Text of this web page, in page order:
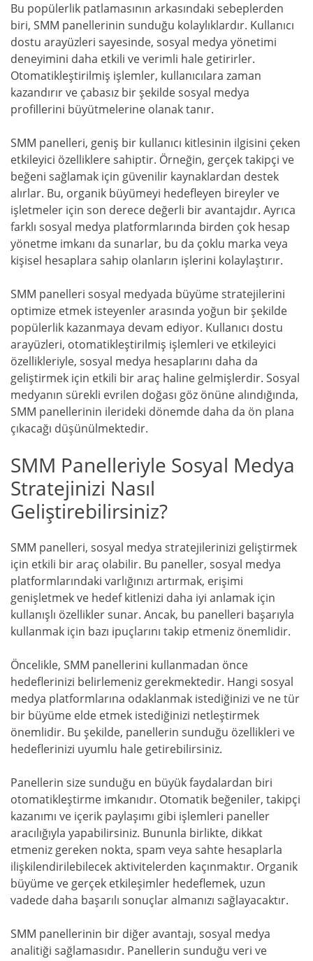
Bu popülerlik patlamasının arkasındaki sebeplerden
biri, SMM panellerinin sunduğu kolaylıklardır. Kullanıcı
dostu arayüzleri sayesinde, sosyal medya yönetimi
deneyimini daha etkili ve verimli hale getirirler.
Otomatikleştirilmiş işlemler, kullanıcılara zaman
kazandırır ve çabasız bir şekilde sosyal medya
profillerini büyütmelerine olanak tanır.
SMM panelleri, geniş bir kullanıcı kitlesinin ilgisini çeken
etkileyici özelliklere sahiptir. Örneğin, gerçek takipçi ve
beğeni sağlamak için güvenilir kaynaklardan destek
alırlar. Bu, organik büyümeyi hedefleyen bireyler ve
işletmeler için son derece değerli bir avantajdır. Ayrıca
farklı sosyal medya platformlarında birden çok hesap
yönetme imkanı da sunarlar, bu da çoklu marka veya
kişisel hesaplara sahip olanların işlerini kolaylaştırır.
SMM panelleri sosyal medyada büyüme stratejilerini
optimize etmek isteyenler arasında yoğun bir şekilde
popülerlik kazanmaya devam ediyor. Kullanıcı dostu
arayüzleri, otomatikleştirilmiş işlemleri ve etkileyici
özellikleriyle, sosyal medya hesaplarını daha da
geliştirmek için etkili bir araç haline gelmişlerdir. Sosyal
medyanın sürekli evrilen doğası göz önüne alındığında,
SMM panellerinin ilerideki dönemde daha da ön plana
çıkacağı düşünülmektedir.
SMM Panelleriyle Sosyal Medya
Stratejinizi Nasıl
Geliştirebilirsiniz?
SMM panelleri, sosyal medya stratejilerinizi geliştirmek
için etkili bir araç olabilir. Bu paneller, sosyal medya
platformlarındaki varlığınızı artırmak, erişimi
genişletmek ve hedef kitlenizi daha iyi anlamak için
kullanışlı özellikler sunar. Ancak, bu panelleri başarıyla
kullanmak için bazı ipuçlarını takip etmeniz önemlidir.
Öncelikle, SMM panellerini kullanmadan önce
hedeflerinizi belirlemeniz gerekmektedir. Hangi sosyal
medya platformlarına odaklanmak istediğinizi ve ne tür
bir büyüme elde etmek istediğinizi netleştirmek
önemlidir. Bu şekilde, panellerin sunduğu özellikleri ve
hedeflerinizi uyumlu hale getirebilirsiniz.
Panellerin size sunduğu en büyük faydalardan biri
otomatikleştirme imkanıdır. Otomatik beğeniler, takipçi
kazanımı ve içerik paylaşımı gibi işlemleri paneller
aracılığıyla yapabilirsiniz. Bununla birlikte, dikkat
etmeniz gereken nokta, spam veya sahte hesaplarla
ilişkilendirilebilecek aktivitelerden kaçınmaktır. Organik
büyüme ve gerçek etkileşimler hedeflemek, uzun
vadede daha başarılı sonuçlar almanızı sağlayacaktır.
SMM panellerinin bir diğer avantajı, sosyal medya
analitiği sağlamasıdır. Panellerin sunduğu veri ve